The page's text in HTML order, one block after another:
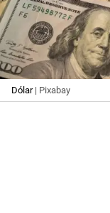
Dólar| Pixabay